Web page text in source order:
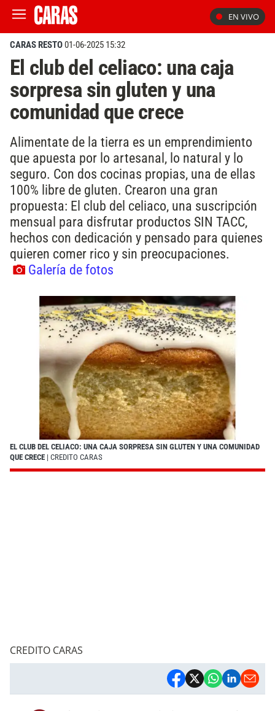
EN VIVO
CARAS RESTO01-06-2025 15:32
El club del celiaco: una caja
sorpresa sin gluten y una
comunidad que crece
Alimentate de la tierra es un emprendimiento
que apuesta por lo artesanal, lo natural y lo
seguro. Con dos cocinas propias, una de ellas
100% libre de gluten. Crearon una gran
propuesta: El club del celiaco, una suscripción
mensual para disfrutar productos SIN TACC,
hechos con dedicación y pensado para quienes
quieren comer rico y sin preocupaciones.
Galería de fotos
EL CLUB DEL CELIACO: UNA CAJA SORPRESA SIN GLUTEN Y UNA COMUNIDAD
QUE CRECE | CREDITO CARAS
CREDITO CARAS